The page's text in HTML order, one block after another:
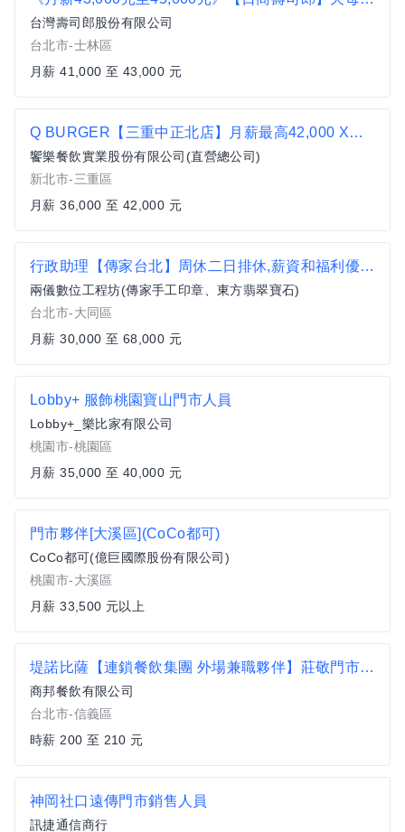
台灣壽司郎股份有限公司
台北市-士林區
月薪 41,000 至 43,000 元
Q BURGER【三重中正北店】月薪最高42,000 X儲備幹部一頭班X 歡迎轉職、新鮮人加入
饗樂餐飲實業股份有限公司(直營總公司)
新北市-三重區
月薪 36,000 至 42,000 元
行政助理【傳家台北】周休二日排休,薪資和福利優於行情,同仁分紅,年終,團體績效,激勵獎金,三節獎金,無經驗可
兩儀數位工程坊(傳家手工印章、東方翡翠寶石)
台北市-大同區
月薪 30,000 至 68,000 元
Lobby+ 服飾桃園寶山門市人員
Lobby+_樂比家有限公司
桃園市-桃園區
月薪 35,000 至 40,000 元
門市夥伴[大溪區](CoCo都可)
CoCo都可(億巨國際股份有限公司)
桃園市-大溪區
月薪 33,500 元以上
堤諾比薩【連鎖餐飲集團 外場兼職夥伴】莊敬門市/通過各級考作獎金可210元以上
商邦餐飲有限公司
台北市-信義區
時薪 200 至 210 元
神岡社口遠傳門市銷售人員
訊捷通信商行